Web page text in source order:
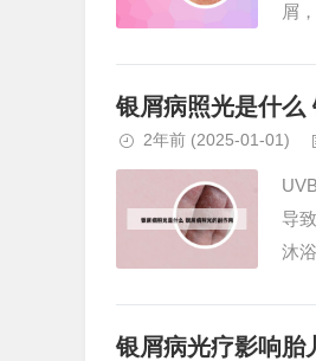
屑
银屑病照光是什么
2年前 (2025-01-01)
导
沐
银屑病光疗影响胎